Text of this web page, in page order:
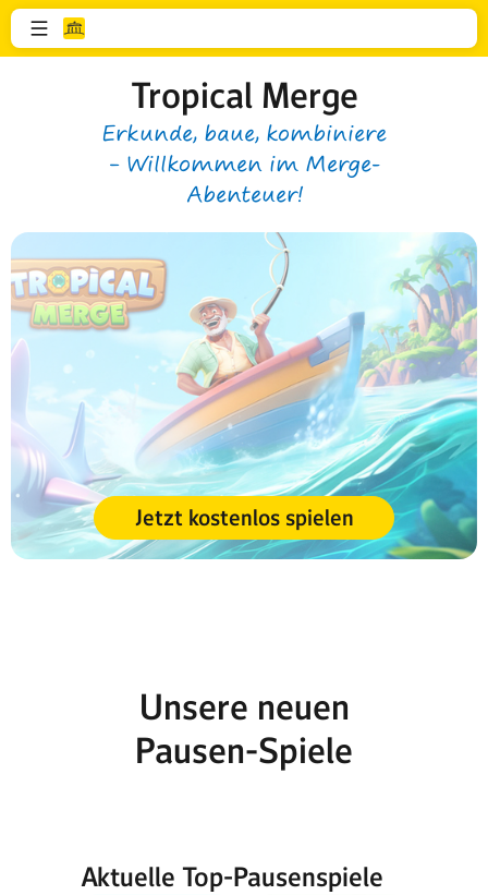
Tropical Merge
Erkunde, baue, kombiniere
– Willkommen im Merge-
Abenteuer!
Jetzt kostenlos spielen
Unsere neuen
Pausen-Spiele
Aktuelle Top-Pausenspiele